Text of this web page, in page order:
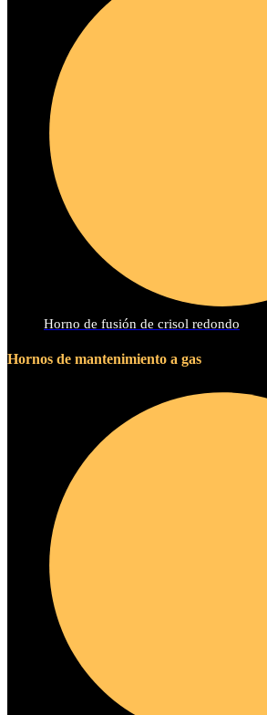
Horno de fusión de crisol redondo
Hornos de mantenimiento a gas